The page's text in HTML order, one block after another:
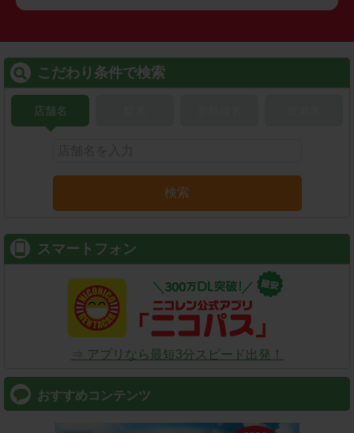
こだわり条件で検索
店舗名
検索
スマートフォン
⇒ アプリなら最短3分スピード出発！
おすすめコンテンツ